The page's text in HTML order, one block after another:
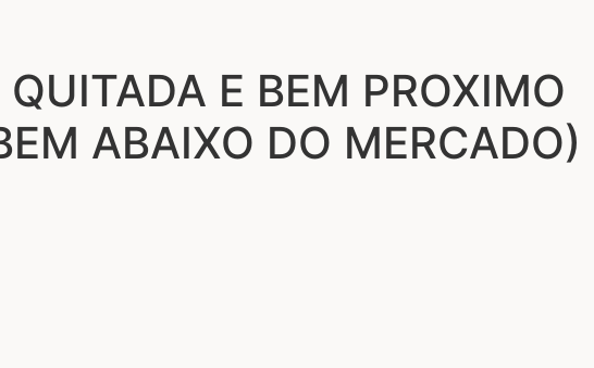
E BEM PROXIMO
ABAIXO DO MERCADO)